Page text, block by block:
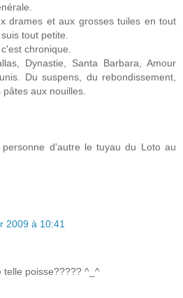
drames et aux grosses tuiles en tout
tout petite.
chronique.
Dynastie, Santa Barbara, Amour
Du suspens, du rebondissement,
aux nouilles.
d'autre le tuyau du Loto au
2009 à 10:41
telle poisse????? ^_^